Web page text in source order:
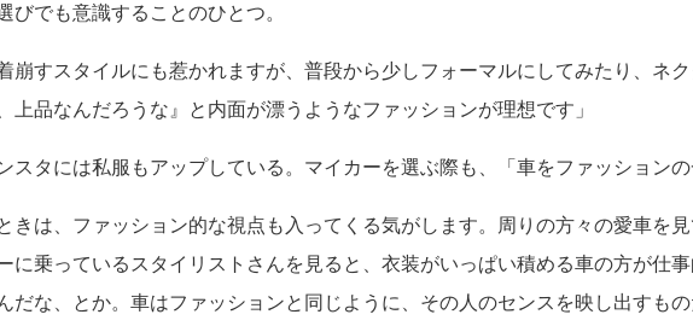
びでも意識することのひとつ。
崩すスタイルにも惹かれますが、普段から少しフォーマルにしてみたり、ネ
上品なんだろうな』と内面が漂うようなファッションが理想です」
スタには私服もアップしている。マイカーを選ぶ際も、「車をファッション
きは、ファッション的な視点も入ってくる気がします。周りの方々の愛車を
に乗っているスタイリストさんを見ると、衣装がいっぱい積める車の方が仕
だな、とか。車はファッションと同じように、その人のセンスを映し出すもの